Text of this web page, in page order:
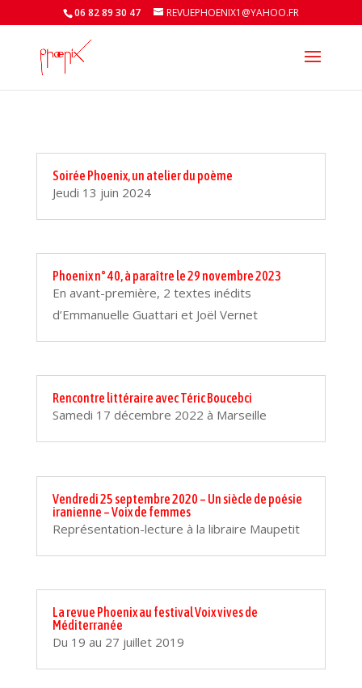
06 82 89 30 47 REVUEPHOENIX1@YAHOO.FR
Soirée Phoenix, un atelier du poème
Jeudi 13 juin 2024
Phoenix n° 40, à paraître le 29 novembre 2023
En avant-première, 2 textes inédits
d’Emmanuelle Guattari et Joël Vernet
Rencontre littéraire avec Téric Boucebci
Samedi 17 décembre 2022 à Marseille
Vendredi 25 septembre 2020 – Un siècle de poésie
iranienne – Voix de femmes
Représentation-lecture à la libraire Maupetit
La revue Phoenix au festival Voix vives de
Méditerranée
Du 19 au 27 juillet 2019